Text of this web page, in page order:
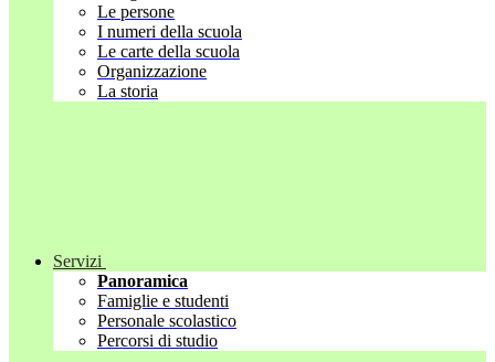
Le persone
I numeri della scuola
Le carte della scuola
Organizzazione
La storia
Servizi
Panoramica
Famiglie e studenti
Personale scolastico
Percorsi di studio